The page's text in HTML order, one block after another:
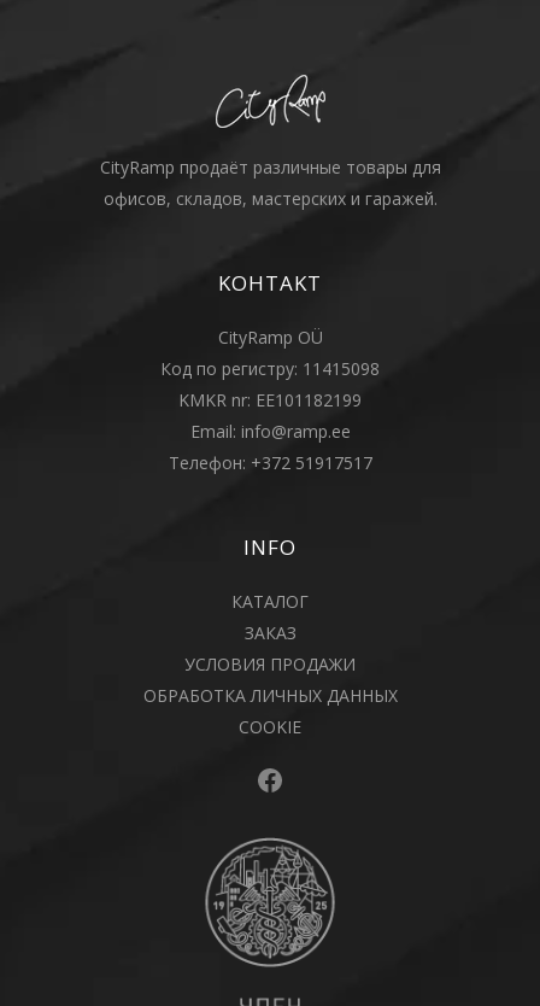
CityRamp продаёт различные товары для
офисов, складов, мастерских и гаражей.
KOHTAKT
CityRamp OÜ
Код по регистру: 11415098
KMKR nr: EE101182199
Email: info@ramp.ee
Телефон: +372 51917517
INFO
КАТАЛОГ
ЗАКАЗ
УСЛОВИЯ ПРОДАЖИ
ОБРАБОТКА ЛИЧНЫХ ДАННЫХ
COOKIE
Facebook